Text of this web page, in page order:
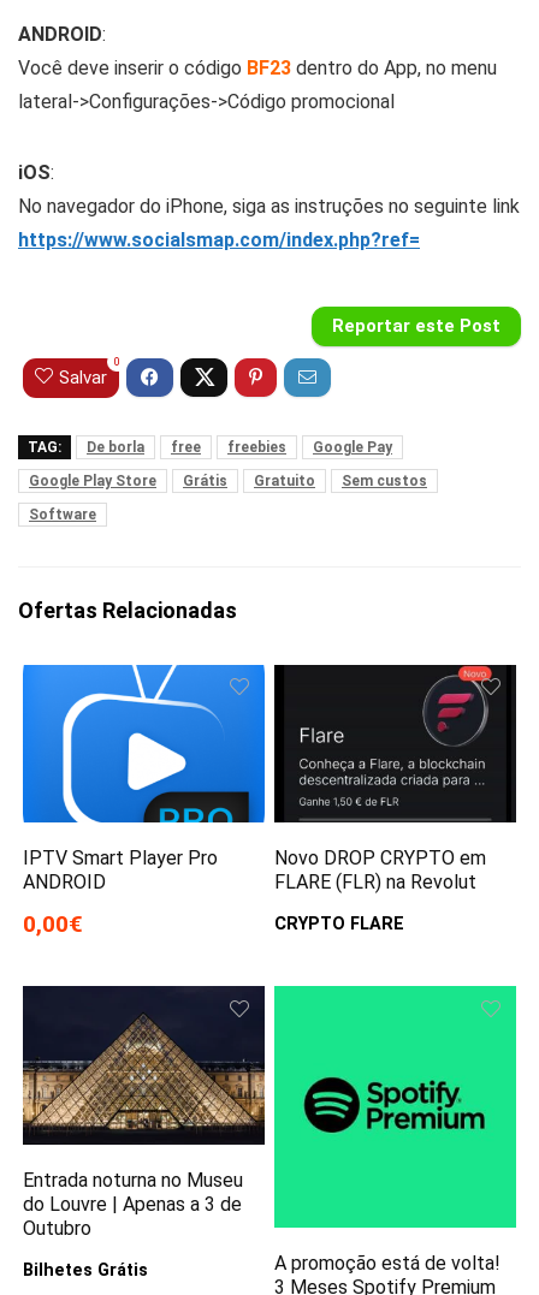
ANDROID:
Você deve inserir o código BF23 dentro do App, no menu
lateral->Configurações->Código promocional
iOS:
No navegador do iPhone, siga as instruções no seguinte link
https://www.socialsmap.com/index.php?ref=
Reportar este Post
Salvar
0
TAG: De borla free freebies
Google Pay
Google Play Store
Grátis Gratuito
Sem custos
Software
Ofertas Relacionadas
IPTV Smart Player Pro
ANDROID
0,00€
Novo DROP CRYPTO em
FLARE (FLR) na Revolut
CRYPTO FLARE
Entrada noturna no Museu
do Louvre | Apenas a 3 de
Outubro
Bilhetes Grátis
A promoção está de volta!
3 Meses Spotify Premium